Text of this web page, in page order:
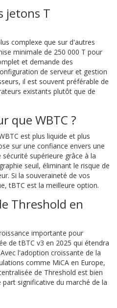
jetons T
complexe que sur d'autres
minimale de 250 000 T pour
et demande des
de serveur et gestion
il est souvent préférable de
existants plutôt que de
que WBTC ?
est plus liquide et plus
sur une confiance envers une
supérieure grâce à la
seuil, éliminant le risque de
Si la souveraineté de vos
tBTC est la meilleure option.
Threshold en
importante pour
de tBTC v3 en 2025 qui étendra
l'adoption croissante de la
comme MiCA en Europe,
de Threshold est bien
significative du marché de la